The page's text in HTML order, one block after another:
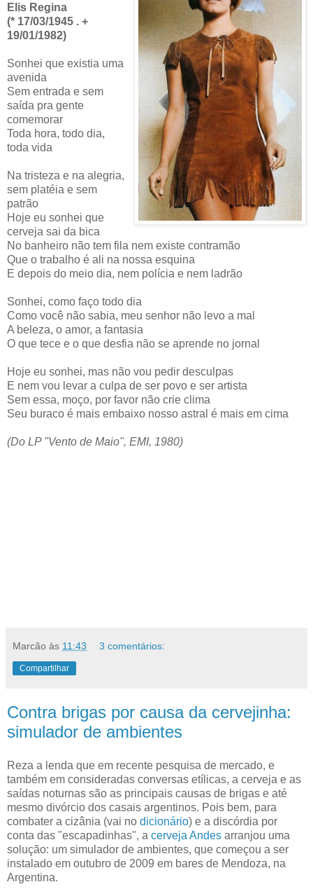
Elis Regina
(* 17/03/1945 . +
19/01/1982)
Sonhei que existia uma
avenida
Sem entrada e sem
saída pra gente
comemorar
Toda hora, todo dia,
toda vida
Na tristeza e na alegria,
sem platéia e sem
patrão
Hoje eu sonhei que
cerveja sai da bica
No banheiro não tem fila nem existe contramão
Que o trabalho é ali na nossa esquina
E depois do meio dia, nem polícia e nem ladrão
Sonhei, como faço todo dia
Como você não sabia, meu senhor não levo a mal
A beleza, o amor, a fantasia
O que tece e o que desfia não se aprende no jornal
Hoje eu sonhei, mas não vou pedir desculpas
E nem vou levar a culpa de ser povo e ser artista
Sem essa, moço, por favor não crie clima
Seu buraco é mais embaixo nosso astral é mais em cima
(Do LP "Vento de Maio", EMI, 1980)
Marcão às 11:43 3 comentários:
Compartilhar
Contra brigas por causa da cervejinha:
simulador de ambientes
Reza a lenda que em recente pesquisa de mercado, e
também em consideradas conversas etílicas, a cerveja e as
saídas noturnas são as principais causas de brigas e até
mesmo divórcio dos casais argentinos. Pois bem, para
combater a cizânia (vai no dicionário) e a discórdia por
conta das "escapadinhas", a cerveja Andes arranjou uma
solução: um simulador de ambientes, que começou a ser
instalado em outubro de 2009 em bares de Mendoza, na
Argentina.